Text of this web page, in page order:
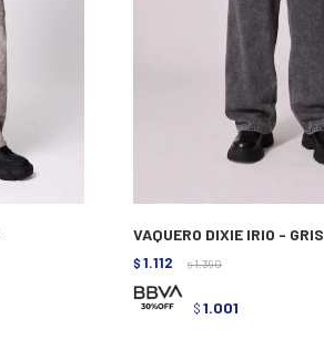
VAQUERO DIXIE IRIO - GRIS
$ 1.112 $ 1.390
$ 1.001